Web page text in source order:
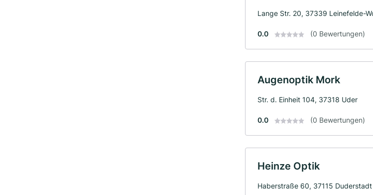
Lange Str. 20, 37339 Leinefelde-
0.0 (0 Bewertungen)
Augenoptik Mork
Str. d. Einheit 104, 37318 Uder
0.0 (0 Bewertungen)
Heinze Optik
Haberstraße 60, 37115 Duderstadt